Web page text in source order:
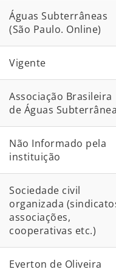
Águas Subterrâneas
(São Paulo. Online)
Vigente
Associação Brasileira
de Águas
Não Informado pela
instituição
Sociedade civil
organizada
associações,
cooperativas etc.)
Everton de Oliveira